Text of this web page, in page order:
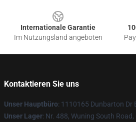
Internationale Garantie
Im Nutzungsland angeboten
Kontaktieren Sie uns
Unser Hauptbüro: 1110165 Dunbarton Dr
Unser Lager: Nr. 488, Wuning South